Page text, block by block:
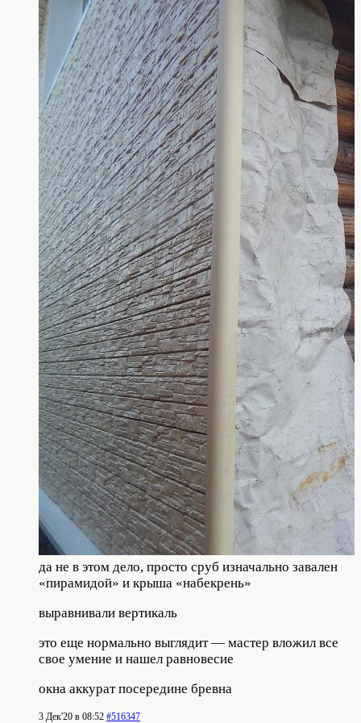
да не в этом дело, просто сруб изначально завален
«пирамидой» и крыша «набекрень»
выравнивали вертикаль
это еще нормально выглядит — мастер вложил все
свое умение и нашел равновесие
окна аккурат посередине бревна
3 Дек'20 в 08:52 #516347